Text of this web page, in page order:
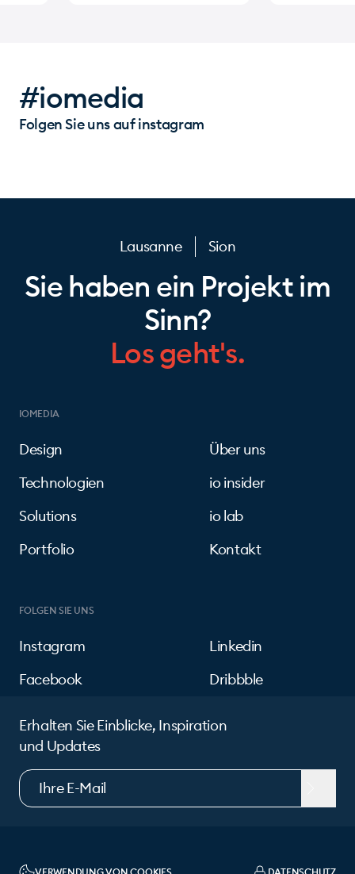
#iomedia
Folgen Sie uns auf instagram
Lausanne Sion
Sie haben ein Projekt im
Sinn?
Los geht's.
IOMEDIA
Design
Technologien
Solutions
Portfolio
Über uns
io insider
io lab
Kontakt
FOLGEN SIE UNS
Instagram
Facebook
Linkedin
Dribbble
Erhalten Sie Einblicke, Inspiration
und Updates